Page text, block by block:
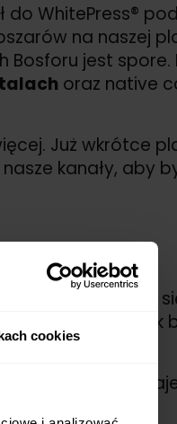
cookies
do WhitePress®
na naszej
jest spore.
oraz native
Już wkrótce
nasze kanały, aby
adres www stał
WhitePress® tak
. Co